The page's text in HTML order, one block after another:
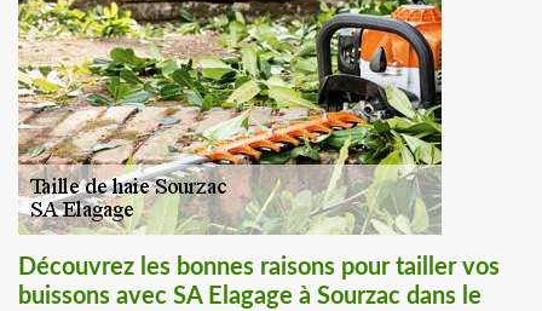
Découvrez les bonnes raisons pour tailler vos
buissons avec SA Elagage à Sourzac dans le